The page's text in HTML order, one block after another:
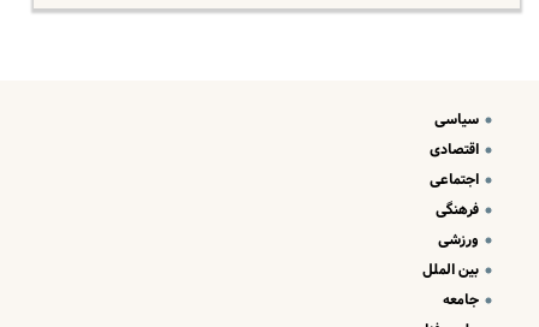
سیاسی
اقتصادی
اجتماعی
فرهنگی
ورزشی
بین الملل
جامعه